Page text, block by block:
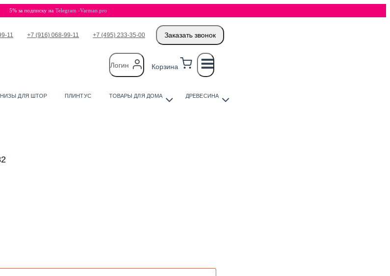
5% за подписку на Telegram -Varman.pro
11 +7 (916) 068-99-11 +7 (495) 233-35-00 Заказать звонок
Логин Корзина
ДЛЯ ШТОР ПЛИНТУС ТОВАРЫ ДЛЯ ДОМА ДРЕВЕСИНА